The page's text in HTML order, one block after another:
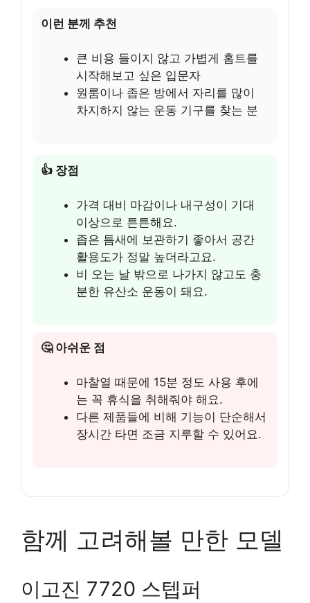
이런 분께 추천
큰 비용 들이지 않고 가볍게 홈트를
시작해보고 싶은 입문자
원룸이나 좁은 방에서 자리를 많이
차지하지 않는 운동 기구를 찾는 분
👍 장점
가격 대비 마감이나 내구성이 기대
이상으로 튼튼해요.
좁은 틈새에 보관하기 좋아서 공간
활용도가 정말 높더라고요.
비 오는 날 밖으로 나가지 않고도 충
분한 유산소 운동이 돼요.
🤔 아쉬운 점
마찰열 때문에 15분 정도 사용 후에
는 꼭 휴식을 취해줘야 해요.
다른 제품들에 비해 기능이 단순해서
장시간 타면 조금 지루할 수 있어요.
함께 고려해볼 만한 모델
이고진 7720 스텝퍼